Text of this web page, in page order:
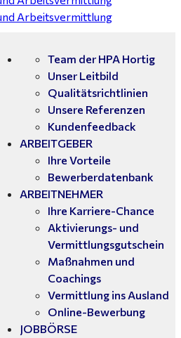
Team der HPA Hortig
Unser Leitbild
Qualitätsrichtlinien
Unsere Referenzen
Kundenfeedback
ARBEITGEBER
Ihre Vorteile
Bewerberdatenbank
ARBEITNEHMER
Ihre Karriere-Chance
Aktivierungs- und
Vermittlungsgutschein
Maßnahmen und
Coachings
Vermittlung ins Ausland
Online-Bewerbung
JOBBÖRSE